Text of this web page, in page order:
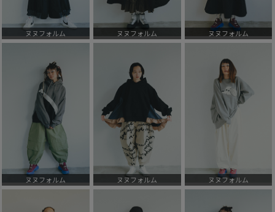
ヌヌフォルム ヌヌフォルム ヌヌフォルム
ヌヌフォルム ヌヌフォルム ヌヌフォルム